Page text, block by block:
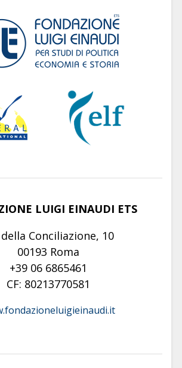
LUIGI EINAUDI ETS
Conciliazione, 10
00193 Roma
+39 06 6865461
CF: 80213770581